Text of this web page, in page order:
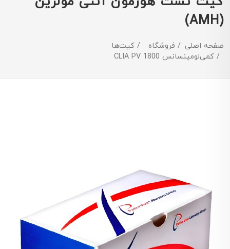
(AMH)
صفحه اصلی فروشگاه
کیت‌ها
کمی‌لومینسانس CLIA PV 1800